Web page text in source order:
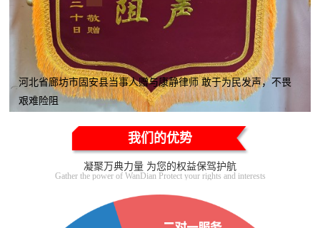
河北省廊坊市固安县当事人赠与康静律师 敢于为民发声，不畏
艰难险阻
我们的优势
凝聚万典力量 为您的权益保驾护航
Gather the power of WanDian Protect your rights and interests